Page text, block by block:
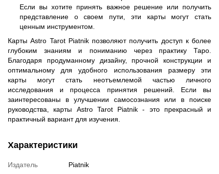
Если вы хотите принять важное решение или получить
представление о своем пути, эти карты могут стать
ценным инструментом.
Карты Astro Tarot Piatnik позволяют получить доступ к более
глубоким знаниям и пониманию через практику Таро.
Благодаря продуманному дизайну, прочной конструкции и
оптимальному для удобного использования размеру эти
карты могут стать неотъемлемой частью личного
исследования и процесса принятия решений. Если вы
заинтересованы в улучшении самосознания или в поиске
руководства, карты Astro Tarot Piatnik - это прекрасный и
практичный вариант для изучения.
Характеристики
Издатель
Piatnik